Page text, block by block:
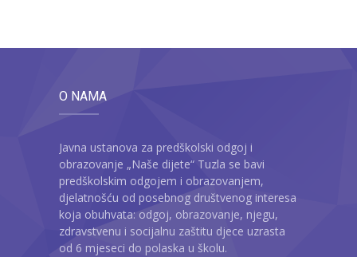
O NAMA
Javna ustanova za predškolski odgoj i
obrazovanje „Naše dijete“ Tuzla se bavi
predškolskim odgojem i obrazovanjem,
djelatnošću od posebnog društvenog interesa
koja obuhvata: odgoj, obrazovanje, njegu,
zdravstvenu i socijalnu zaštitu djece uzrasta
od 6 mjeseci do polaska u školu.